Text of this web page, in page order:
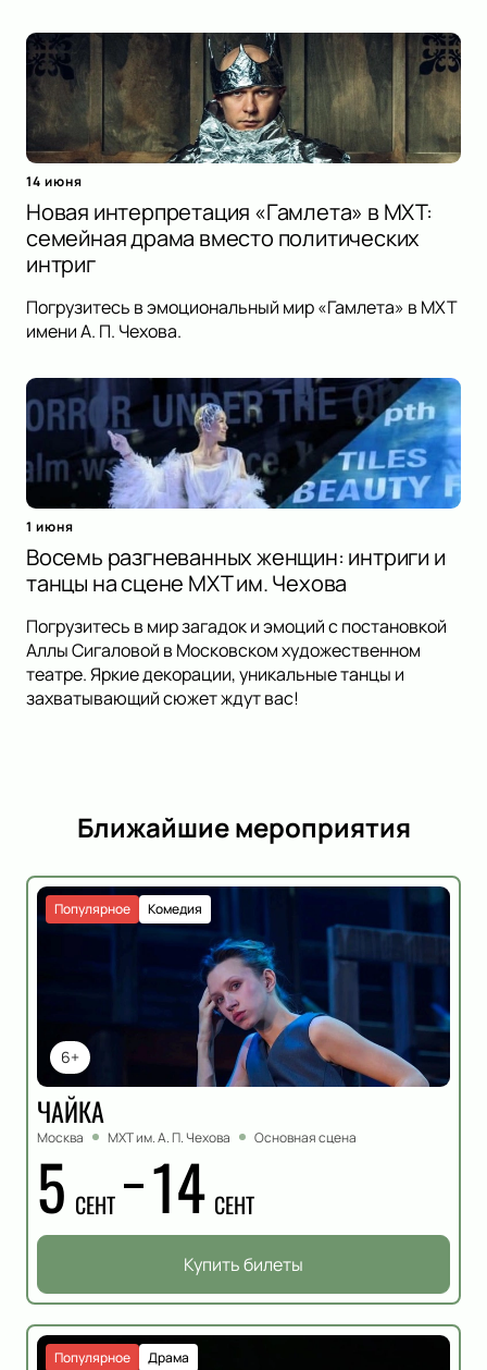
14 июня
Новая интерпретация «Гамлета» в МХТ:
семейная драма вместо политических
интриг
Погрузитесь в эмоциональный мир «Гамлета» в МХТ
имени А. П. Чехова.
1 июня
Восемь разгневанных женщин: интриги и
танцы на сцене МХТ им. Чехова
Погрузитесь в мир загадок и эмоций с постановкой
Аллы Сигаловой в Московском художественном
театре. Яркие декорации, уникальные танцы и
захватывающий сюжет ждут вас!
Ближайшие мероприятия
6+
Комедия
Популярное
ЧАЙКА
Москва МХТ им. А. П. Чехова Основная сцена
5 СЕНТ 14 СЕНТ
Купить билеты
Драма
Популярное